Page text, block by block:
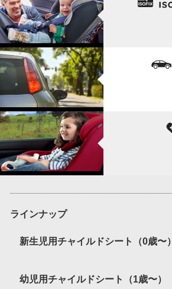
ラインナップ
新生児用チャイルドシート（0歳〜）
幼児用チャイルドシート（1歳〜）